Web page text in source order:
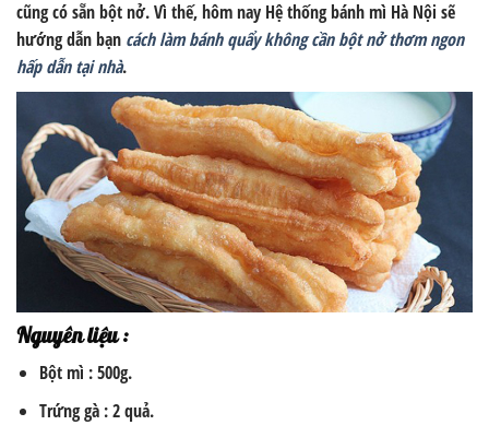
cũng có sẵn bột nở. Vì thế, hôm nay Hệ thống bánh mì Hà Nội sẽ
hướng dẫn bạn cách làm bánh quẩy không cần bột nở thơm ngon
hấp dẫn tại nhà.
Nguyên liệu :
Bột mì : 500g.
Trứng gà : 2 quả.